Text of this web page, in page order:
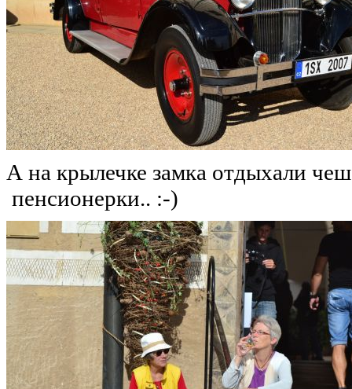
А на крылечке замка отдыхали
пенсионерки.. :-)